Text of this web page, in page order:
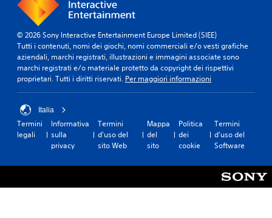
© 2026 Sony Interactive Entertainment Europe Limited (SIEE)
Tutti i contenuti, nomi dei giochi, nomi commerciali e/o vesti grafiche
aziendali, marchi registrati, illustrazioni e immagini associate sono
marchi registrati e/o materiale protetto da copyright dei rispettivi
proprietari. Tutti i diritti riservati. Per maggiori informazioni
Italia
Termini
legali
Informativa
sulla
privacy
Termini
d'uso del
sito Web
Mappa
del
sito
Politica
dei
cookie
Termini
d'uso del
Software